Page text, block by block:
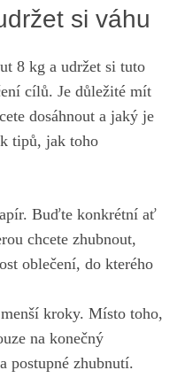
si váhu
8 kg ⁢a‍ udržet​ si tuto
cílů. Je důležité mít
dosáhnout‍ a jaký je
tipů, jak ⁣toho
Buďte⁤ konkrétní⁤ ať
chcete ‍zhubnout,⁢
oblečení, do kterého
kroky. Místo toho,
na konečný
postupné zhubnutí.